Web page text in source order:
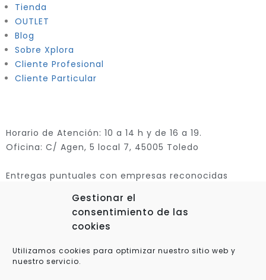
Gestionar el
consentimiento de las
cookies
Utilizamos cookies para optimizar nuestro sitio web y
nuestro servicio.
Tienda
OUTLET
Blog
Sobre Xplora
Cliente Profesional
Cliente Particular
Horario de Atención: 10 a 14 h y de 16 a 19.
Oficina: C/ Agen, 5 local 7, 45005 Toledo
Entregas puntuales con empresas reconocidas